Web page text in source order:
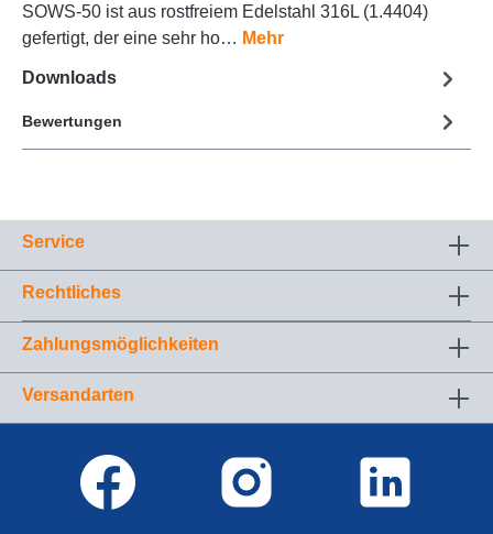
SOWS-50 ist aus rostfreiem Edelstahl 316L (1.4404)
gefertigt, der eine sehr ho… Mehr
Downloads
Bewertungen
Service
Rechtliches
Zahlungsmöglichkeiten
Versandarten